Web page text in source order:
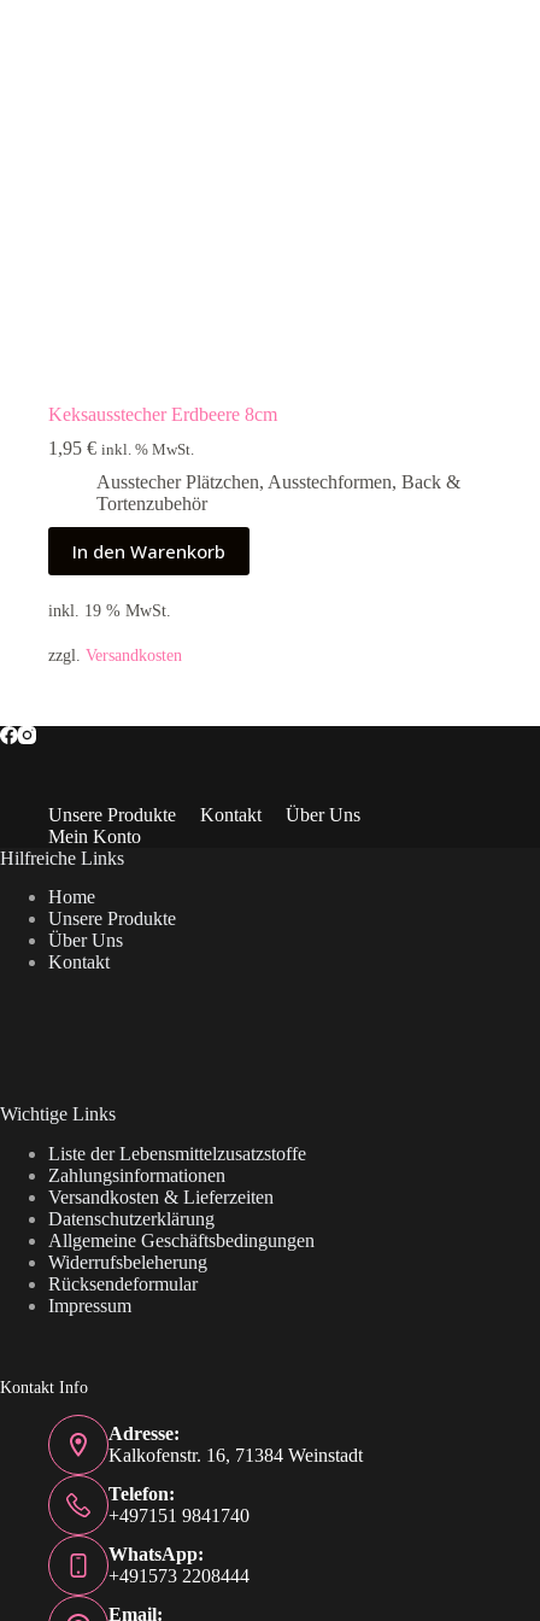
Keksausstecher Erdbeere 8cm
1,95 € inkl. % MwSt.
Ausstecher Plätzchen, Ausstechformen, Back &
Tortenzubehör
In den Warenkorb
inkl. 19 % MwSt.
zzgl. Versandkosten
Unsere Produkte Kontakt
Über Uns
Mein Konto
Hilfreiche Links
Home
Unsere Produkte
Über Uns
Kontakt
Wichtige Links
Liste der Lebensmittelzusatzstoffe
Zahlungsinformationen
Versandkosten & Lieferzeiten
Datenschutzerklärung
Allgemeine Geschäftsbedingungen
Widerrufsbeleherung
Rücksendeformular
Impressum
Kontakt Info
Adresse:
Kalkofenstr. 16, 71384 Weinstadt
Telefon:
+497151 9841740
WhatsApp:
+491573 2208444
Email: